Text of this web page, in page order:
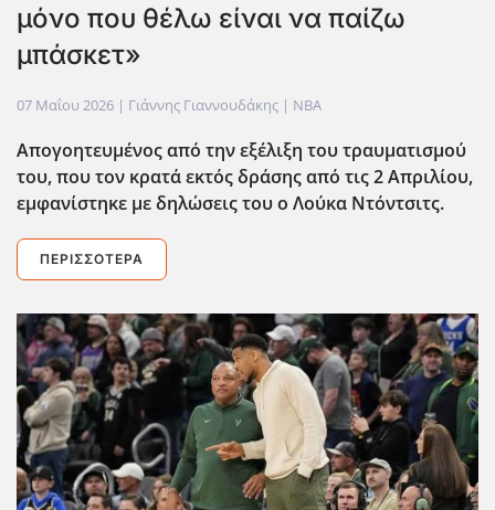
μόνο που θέλω είναι να παίζω
μπάσκετ»
07 Μαΐου 2026 | Γιάννης Γιαννουδάκης | NBA
Απογοητευμένος από την εξέλιξη του τραυματισμού
του, που τον κρατά εκτός δράσης από τις 2 Απριλίου,
εμφανίστηκε με δηλώσεις του ο Λούκα Ντόντσιτς.
ΠΕΡΙΣΣΌΤΕΡΑ